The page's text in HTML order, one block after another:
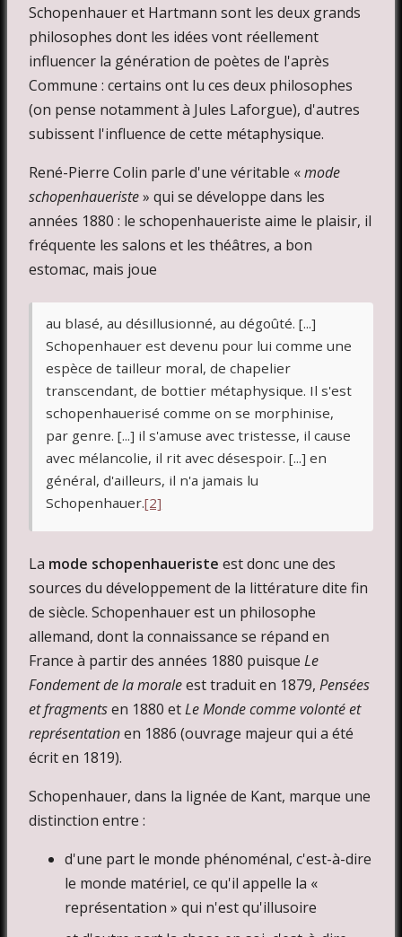
Schopenhauer et Hartmann sont les deux grands
philosophes dont les idées vont réellement
influencer la génération de poètes de l'après
Commune : certains ont lu ces deux philosophes
(on pense notamment à Jules Laforgue), d'autres
subissent l'influence de cette métaphysique.
René-Pierre Colin parle d'une véritable «mode
schopenhaueriste» qui se développe dans les
années 1880 : le schopenhaueriste aime le plaisir, il
fréquente les salons et les théâtres, a bon
estomac, mais joue
au blasé, au désillusionné, au dégoûté. [...]
Schopenhauer est devenu pour lui comme une
espèce de tailleur moral, de chapelier
transcendant, de bottier métaphysique. Il s'est
schopenhauerisé comme on se morphinise,
par genre. [...] il s'amuse avec tristesse, il cause
avec mélancolie, il rit avec désespoir. [...] en
général, d'ailleurs, il n'a jamais lu
Schopenhauer.[2]
La mode schopenhaueriste est donc une des
sources du développement de la littérature dite fin
de siècle. Schopenhauer est un philosophe
allemand, dont la connaissance se répand en
France à partir des années 1880 puisque Le
Fondement de la moraleest traduit en 1879, Pensées
et fragmentsen 1880 etLe Monde comme volonté et
représentationen 1886 (ouvrage majeur qui a été
écrit en 1819).
Schopenhauer, dans la lignée de Kant, marque une
distinction entre :
d'une part le monde phénoménal, c'est-à-dire
le monde matériel, ce qu'il appelle la «
représentation » qui n'est qu'illusoire